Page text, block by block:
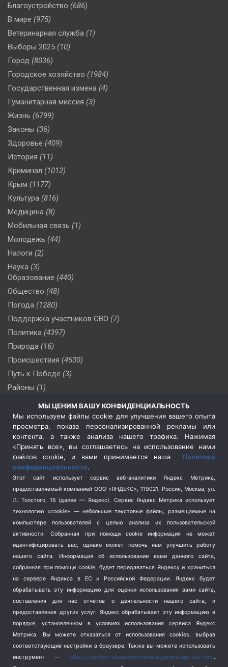
Благоустройство (686)
В мире (975)
Ветеринарная служба (1)
Выборы 2025 (10)
Город (8036)
Городское хозяйство (1984)
Государственная измена (4)
Гуманитарная миссия (3)
Жизнь (6799)
Законы (36)
Здоровье (409)
История (11)
Криминал (1012)
Крым (1177)
Культура (816)
Медицина (8)
Мобильная связь (1)
Молодежь (44)
Налоги (2)
Наука (3)
Образование (440)
Общество (48)
Погода (1280)
Поддержка участников СВО (7)
Политика (4397)
Природа (16)
Происшествия (4530)
Путь к Победе (3)
Районы (1)
(510)
Сельское хозяйство (3)
Социальная политика
(3)
Спецоперация в Украине
Спецоперация на Украине
(404)
Спорт (740)
Терроризм (1)
Транспорт (262)
Туризм (178)
Школа и спорт (2)
Экология (8)
Экономика (1172)
МЫ ЦЕНИМ ВАШУ КОНФИДЕНЦИАЛЬНОСТЬ
Мы используем файлы cookie для улучшения вашего опыта
просмотра, показа персонализированной рекламы или
контента, а также анализа нашего трафика. Нажимая
«Принять все», вы соглашаетесь на использование нами
файлов cookie, и вами принимается наша Политика
конфиденциальности.
Этот сайт использует сервис веб-аналитики Яндекс Метрика,
предоставляемый компанией ООО «ЯНДЕКС», 119021, Россия, Москва, ул.
Л. Толстого, 16 (далее — Яндекс). Сервис Яндекс Метрика использует
технологию «cookie» — небольшие текстовые файлы, размещаемые на
компьютере пользователей с целью анализа их пользовательской
активности.
Собранная при помощи cookie информация не может
идентифицировать вас, однако может помочь нам улучшить работу
нашего сайта. Информация об использовании вами данного сайта,
собранная при помощи cookie, будет передаваться Яндексу и храниться
на сервере Яндекса в ЕС и Российской Федерации. Яндекс будет
обрабатывать эту информацию для оценки использования вами сайта,
составления для нас отчетов о деятельности нашего сайта, и
предоставления других услуг. Яндекс обрабатывает эту информацию в
порядке, установленном в условиях использования сервиса Яндекс
Метрика.
Вы можете отказаться от использования cookies, выбрав
соответствующие настройки в браузере. Также вы можете использовать
инструмент — https://yandex.ru/support/metrika/general/opt-out.html.